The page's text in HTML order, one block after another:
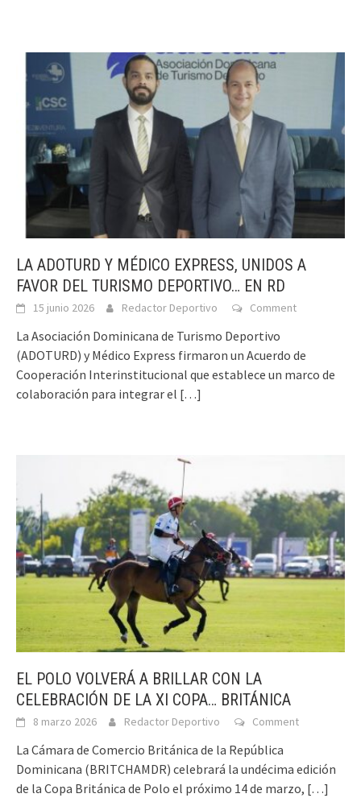
LA ADOTURD Y MÉDICO EXPRESS, UNIDOS A
FAVOR DEL TURISMO DEPORTIVO… EN RD
15 junio 2026 Redactor Deportivo Comment
La Asociación Dominicana de Turismo Deportivo
(ADOTURD) y Médico Express firmaron un Acuerdo de
Cooperación Interinstitucional que establece un marco de
colaboración para integrar el […]
EL POLO VOLVERÁ A BRILLAR CON LA
CELEBRACIÓN DE LA XI COPA… BRITÁNICA
8 marzo 2026 Redactor Deportivo Comment
La Cámara de Comercio Británica de la República
Dominicana (BRITCHAMDR) celebrará la undécima edición
de la Copa Británica de Polo el próximo 14 de marzo, […]